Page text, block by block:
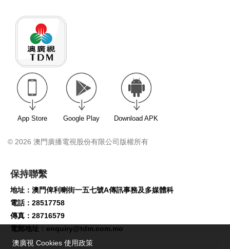
App Store Google Play Download APK
© 2026 澳門廣播電視股份有限公司版權所有
保持聯繫
地址：澳門俾利喇街一五七號A傳訊事務及多媒體科
電話：28517758
傳真：28716579
電郵地址： enquiry@tdm.com.mo
澳廣視 Cookies 使用政策